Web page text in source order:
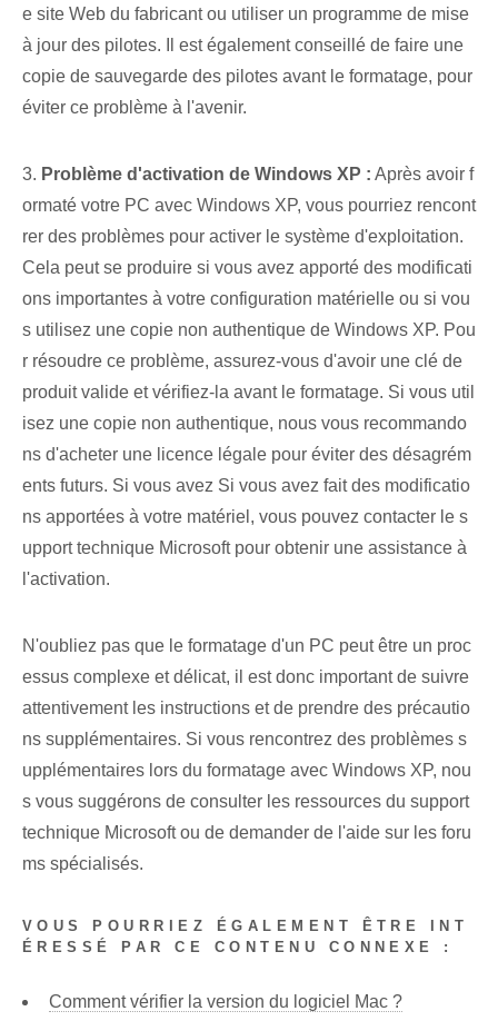
e site Web du fabricant ou utiliser un programme de mise
à jour des pilotes. Il est également conseillé de faire une
copie de sauvegarde des pilotes avant le formatage, pour
éviter ce problème à l'avenir.
3. ⁤Problème d'activation de Windows XP : Après avoir f
ormaté votre PC avec Windows XP, vous pourriez rencont
rer des problèmes pour activer le système d'exploitation.
Cela peut se produire si vous avez apporté des modificati
ons importantes à votre configuration matérielle ou si vou
s utilisez une copie non authentique de Windows XP. ⁢Pou
r résoudre ce problème, assurez-vous d'avoir une clé de
produit valide et vérifiez-la avant le formatage. Si vous util
isez une copie non authentique, nous vous recommando
ns d'acheter une licence légale pour éviter des désagrém
ents futurs. Si vous avez Si vous avez fait des modificatio
ns apportées à votre matériel, vous pouvez contacter le s
upport technique Microsoft pour obtenir une assistance à
l'activation.
N'oubliez pas que le formatage d'un PC peut être un proc
essus complexe et délicat, il est donc important de suivre
attentivement les instructions et de prendre des précautio
ns supplémentaires. Si vous rencontrez des problèmes s
upplémentaires lors du formatage avec Windows XP, nou
s vous suggérons de consulter les ressources du support
technique Microsoft ou de demander de l'aide sur les foru
ms spécialisés. ‌
VOUS POURRIEZ ÉGALEMENT ÊTRE INT
ÉRESSÉ PAR CE CONTENU CONNEXE :
Comment vérifier la version du logiciel Mac ?